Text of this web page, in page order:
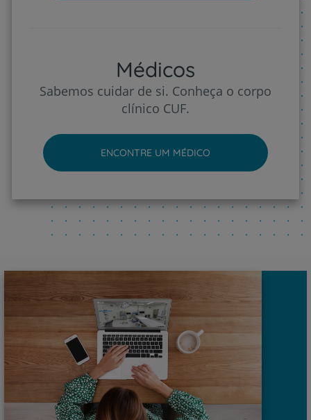
Médicos
Sabemos cuidar de si. Conheça o corpo
clínico CUF.
ENCONTRE UM MÉDICO